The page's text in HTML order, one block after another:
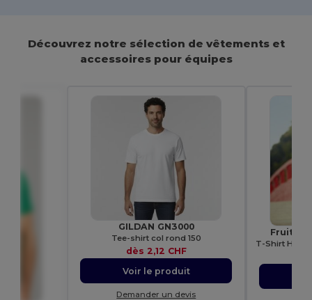
Découvrez notre sélection de vêtements et
accessoires pour équipes
GILDAN GN3000
Tee-shirt col rond 150
dès 2,12 CHF
Voir le produit
Demander un devis
Fruit of